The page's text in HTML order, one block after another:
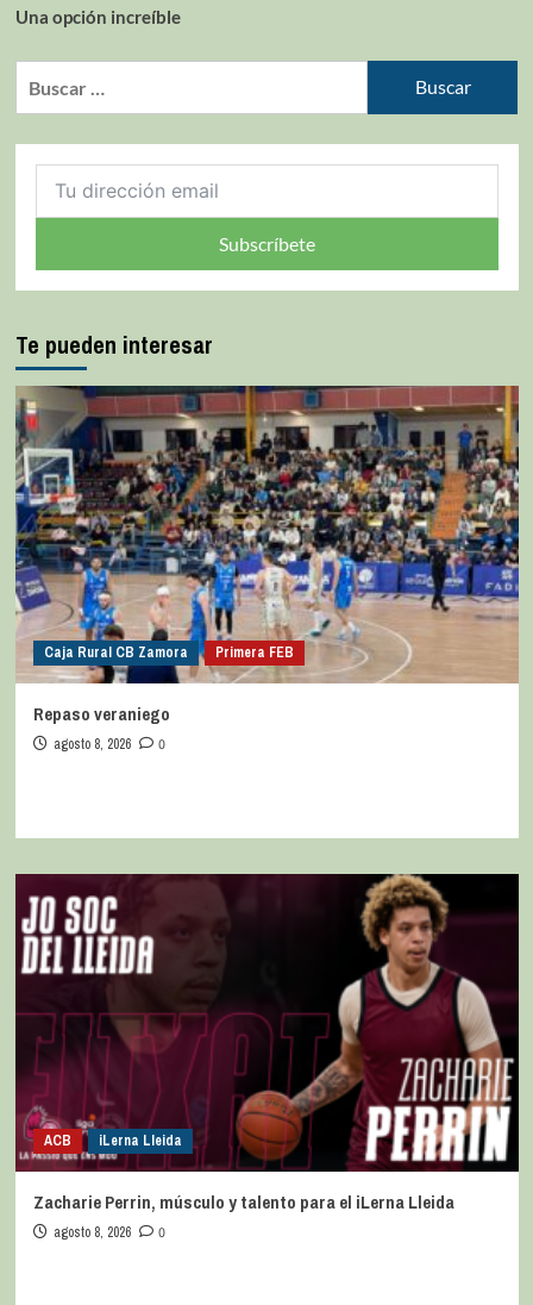
Una opción increíble
Subscríbete
Te pueden interesar
Caja Rural CB Zamora Primera FEB
Repaso veraniego
agosto 8, 2026 0
ACB iLerna Lleida
Zacharie Perrin, músculo y talento para el iLerna Lleida
agosto 8, 2026 0